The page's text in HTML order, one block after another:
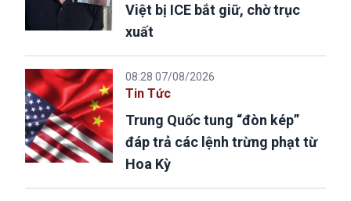
Việt bị ICE bắt giữ, chờ trục
xuất
08:28 07/08/2026
Tin Tức
Trung Quốc tung “đòn kép”
đáp trả các lệnh trừng phạt từ
Hoa Kỳ